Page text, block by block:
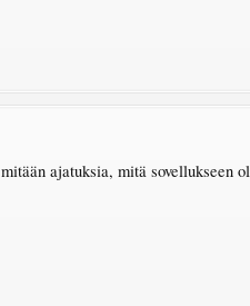
ajatuksia, mitä sovellukseen